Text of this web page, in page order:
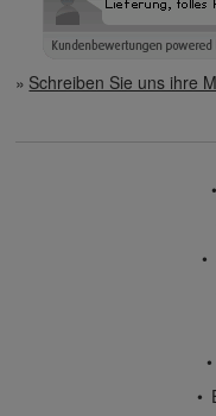
Schreiben Sie uns ihre